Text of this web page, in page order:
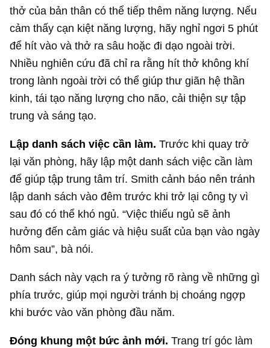
thở của bản thân có thể tiếp thêm năng lượng. Nếu
cảm thấy cạn kiệt năng lượng, hãy nghỉ ngơi 5 phút
để hít vào và thở ra sâu hoặc đi dạo ngoài trời.
Nhiều nghiên cứu đã chỉ ra rằng hít thở không khí
trong lành ngoài trời có thể giúp thư giãn hệ thần
kinh, tái tạo năng lượng cho não, cải thiện sự tập
trung và sáng tạo.
Lập danh sách việc cần làm.Trước khi quay trở
lại văn phòng, hãy lập một danh sách việc cần làm
để giúp tập trung tâm trí. Smith cảnh báo nên tránh
lập danh sách vào đêm trước khi trở lại công ty vì
sau đó có thể khó ngủ. “Việc thiếu ngủ sẽ ảnh
hưởng đến cảm giác và hiệu suất của bạn vào ngày
hôm sau”, bà nói.
Danh sách này vạch ra ý tưởng rõ ràng về những gì
phía trước, giúp mọi người tránh bị choáng ngợp
khi bước vào văn phòng đầu năm.
Đóng khung một bức ảnh mới. Trang trí góc làm